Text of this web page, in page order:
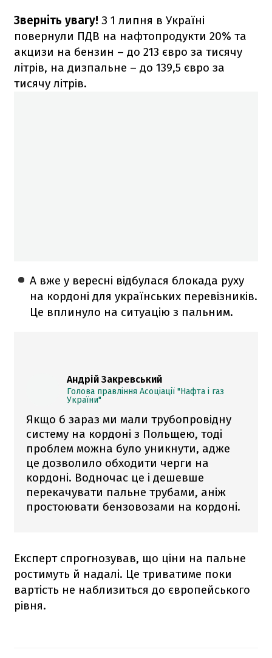
Зверніть увагу! З 1 липня в Україні
повернули ПДВ на нафтопродукти 20% та
акцизи на бензин – до 213 євро за тисячу
літрів, на дизпальне – до 139,5 євро за
тисячу літрів.
А вже у вересні відбулася блокада руху
на кордоні для українських перевізників.
Це вплинуло на ситуацію з пальним.
Андрій Закревський
Голова правління Асоціації "Нафта і газ
України"
Якщо б зараз ми мали трубопровідну
систему на кордоні з Польщею, тоді
проблем можна було уникнути, адже
це дозволило обходити черги на
кордоні. Водночас це і дешевше
перекачувати пальне трубами, аніж
простоювати бензовозами на кордоні.
Експерт спрогнозував, що ціни на пальне
ростимуть й надалі. Це триватиме поки
вартість не наблизиться до європейського
рівня.